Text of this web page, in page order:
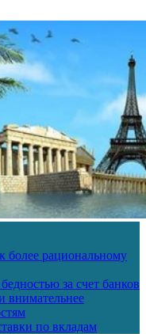
более рациональному
за счет банков
внимательнее
по вкладам